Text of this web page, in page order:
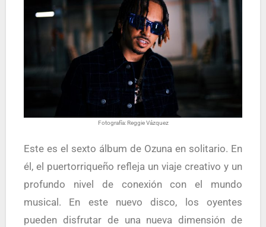
Fotografía: Reggie Vázquez
Este es el sexto álbum de Ozuna en solitario. En
él, el puertorriqueño refleja un viaje creativo y un
profundo nivel de conexión con el mundo
musical. En este nuevo disco, los oyentes
pueden disfrutar de una nueva dimensión de